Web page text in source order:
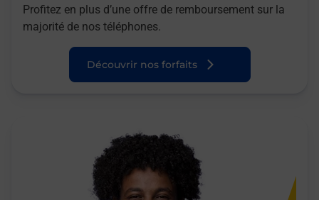
Profitez en plus d’une offre de remboursement sur la
majorité de nos téléphones.
Découvrir nos forfaits